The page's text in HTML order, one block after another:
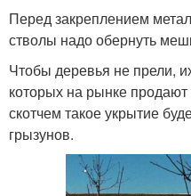
Перед закреплением
стволы надо обернуть
Чтобы деревья не прели,
которых на рынке
скотчем такое укрытие
грызунов.